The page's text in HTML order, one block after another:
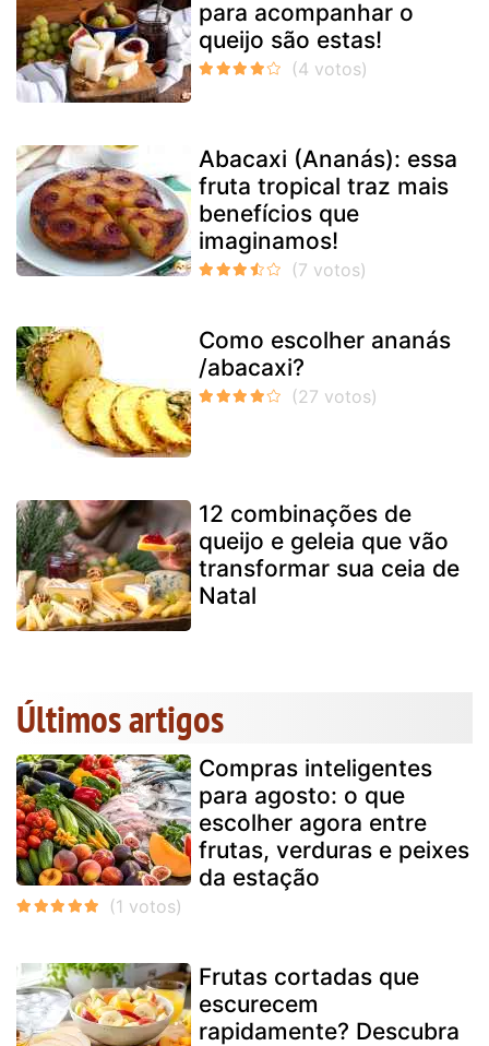
para acompanhar o
queijo são estas!
Abacaxi (Ananás): essa
fruta tropical traz mais
benefícios que
imaginamos!
Como escolher ananás
/abacaxi?
12 combinações de
queijo e geleia que vão
transformar sua ceia de
Natal
Últimos artigos
Compras inteligentes
para agosto: o que
escolher agora entre
frutas, verduras e peixes
da estação
Frutas cortadas que
escurecem
rapidamente? Descubra